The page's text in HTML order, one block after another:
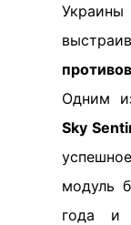
Одним
Sky
модуль
года и